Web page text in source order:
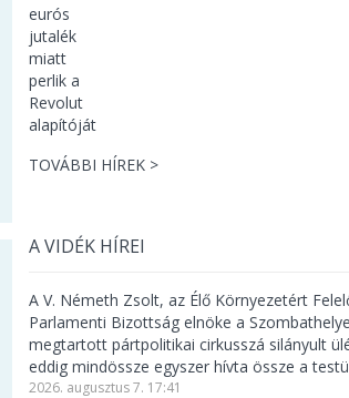
TOVÁBBI HÍREK >
A VIDÉK HÍREI
A V. Németh Zsolt, az Élő Környezetért
Parlamenti Bizottság elnöke a
megtartott pártpolitikai cirkusszá silányult
eddig mindössze egyszer hívta össze a
2026. augusztus 7. 17:41